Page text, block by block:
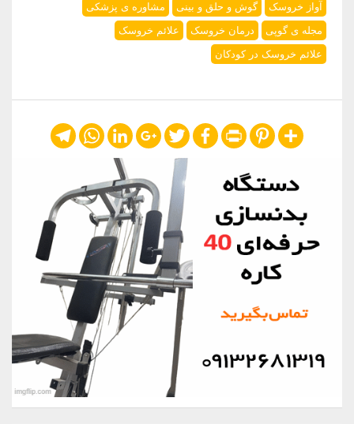
آواز خروسک
گوش و حلق و بینی
مشاوره ی پزشکی
مجله ی گوپی
درمان خروسک
علائم خروسک
علائم خروسک در کودکان
Share
Pinterest
Print
Facebook
Twitter
Google+
LinkedIn
WhatsApp
Telegram